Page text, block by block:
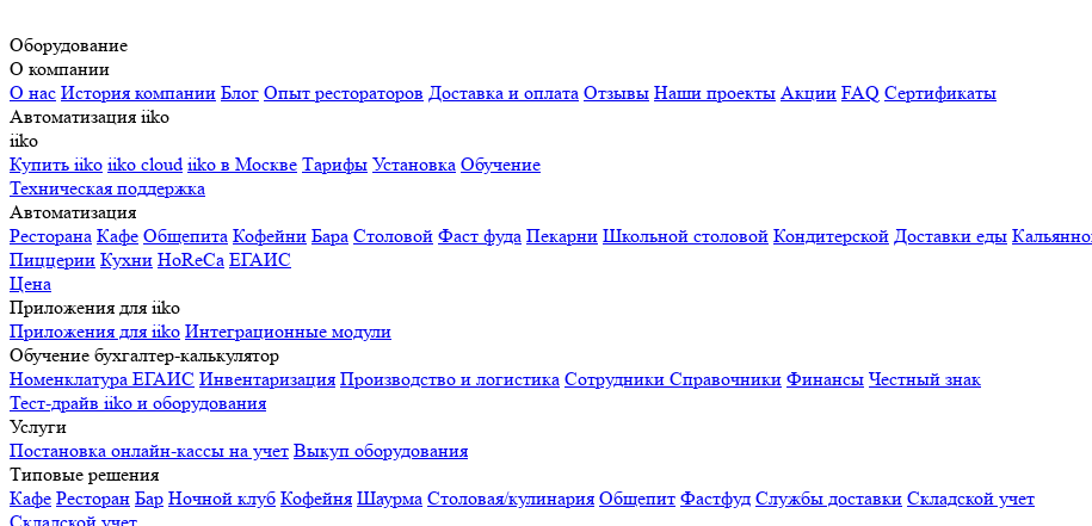
Оборудование
О компании
О нас История компании Блог Опыт рестораторов Доставка и оплата Отзывы Наши проекты Акции FAQ Сертификаты
Автоматизация iiko
iiko
Купить iiko iiko cloud iiko в Москве Тарифы Установка Обучение
Техническая поддержка
Автоматизация
Ресторана Кафе Общепита Кофейни Бара Столовой Фаст фуда Пекарни Школьной столовой Кондитерской Доставки еды
Пиццерии Кухни HoReCa ЕГАИС
Цена
Приложения для iiko
Приложения для iiko Интеграционные модули
Обучение бухгалтер-калькулятор
Номенклатура ЕГАИС Инвентаризация Производство и логистика Сотрудники Справочники Финансы Честный знак
Тест-драйв iiko и оборудования
Услуги
Постановка онлайн-кассы на учет Выкуп оборудования
Типовые решения
Кафе Ресторан Бар Ночной клуб Кофейня Шаурма Столовая/кулинария Общепит Фастфуд Службы доставки Складской учет